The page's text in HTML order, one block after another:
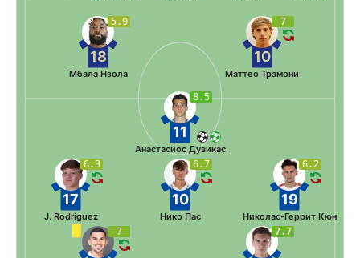
7
10
Маттео Трамони
5.9
18
Мбала Нзола
7 7.7
6.3
17
J. Rodriguez
6.7
10
Нико Пас
6.2
19
Николас-Геррит Кюн
8.5
11
Анастасиос Дувикас